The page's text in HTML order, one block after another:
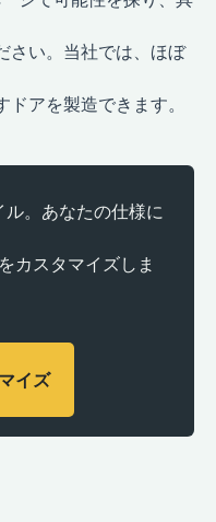
さい。当社では、ほぼ
アを製造できます。
。あなたの仕様に
カスタマイズしま
イズ